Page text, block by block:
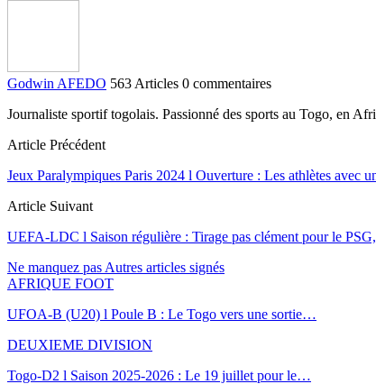
Godwin AFEDO 563 Articles 0 commentaires
Journaliste sportif togolais. Passionné des sports au Togo, en
Article Précédent
Jeux Paralympiques Paris 2024 l Ouverture : Les athlètes avec
Article Suivant
UEFA-LDC l Saison régulière : Tirage pas clément pour le
Ne manquez pas Autres articles signés
AFRIQUE FOOT
UFOA-B (U20) l Poule B : Le Togo vers une sortie…
DEUXIEME DIVISION
Togo-D2 l Saison 2025-2026 : Le 19 juillet pour le…